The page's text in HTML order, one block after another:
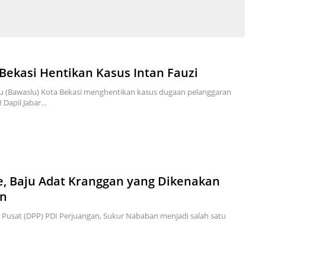
Hentikan Kasus Intan Fauzi
(Bawaslu) Kota Bekasi menghentikan kasus dugaan pelanggaran
Dapil Jabar…
Baju Adat Kranggan yang Dikenakan
(DPP) PDI Perjuangan, Sukur Nababan menjadi salah satu